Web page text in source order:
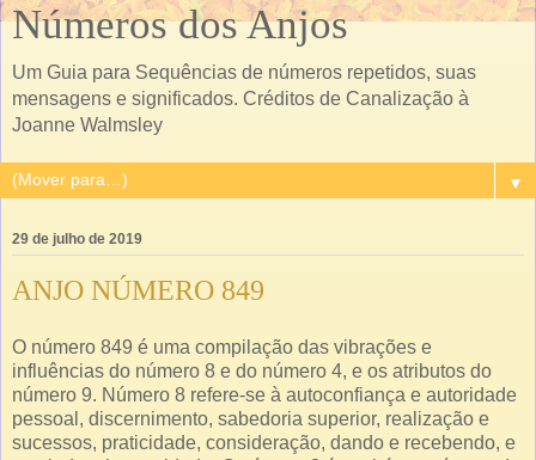
Números dos Anjos
Um Guia para Sequências de números repetidos, suas
mensagens e significados. Créditos de Canalização à
Joanne Walmsley
▼
29 de julho de 2019
ANJO NÚMERO 849
O número 849 é uma compilação das vibrações e
influências do número 8 e do número 4, e os atributos do
número 9. Número 8 refere-se à autoconfiança e autoridade
pessoal, discernimento, sabedoria superior, realização e
sucessos, praticidade, consideração, dando e recebendo, e